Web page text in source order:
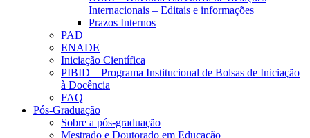
Internacionais – Editais e informações
Prazos Internos
PAD
ENADE
Iniciação Científica
PIBID – Programa Institucional de Bolsas de Iniciação
à Docência
FAQ
Pós-Graduação
Sobre a pós-graduação
Mestrado e Doutorado em Educação